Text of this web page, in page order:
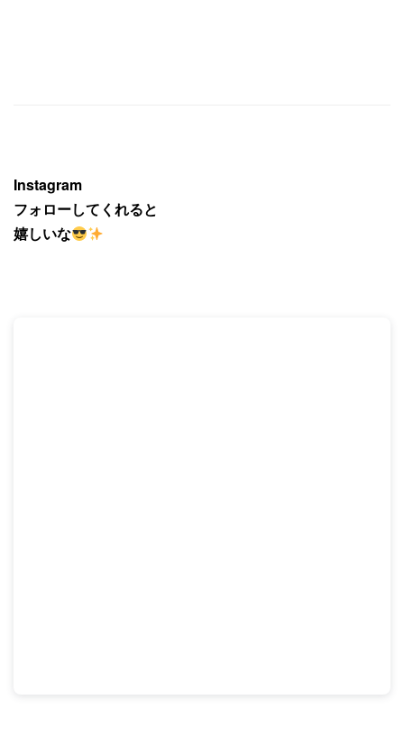
Instagram
フォローしてくれると
嬉しいな